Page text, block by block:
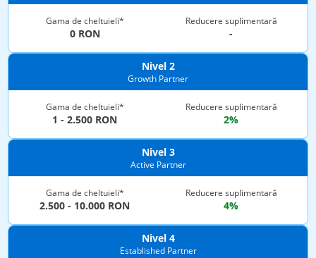
Condiții de garanție premium
Retragerea produselor
expondo Partners
Garanție de preț (7 zile)
Gama de cheltuieli*
0 RON
Reducere suplimentară
-
Nivel 2
Growth Partner
Gama de cheltuieli*
1 - 2.500 RON
Reducere suplimentară
2%
Nivel 3
Active Partner
Gama de cheltuieli*
2.500 - 10.000 RON
Reducere suplimentară
4%
Nivel 4
Established Partner